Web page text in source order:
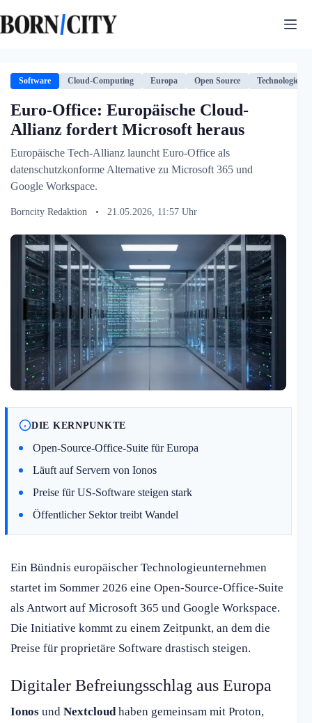
Inhalt
springen
Software Cloud-Computing Europa Open Source Technologie
Euro-Office: Europäische Cloud-
Allianz fordert Microsoft heraus
Europäische Tech-Allianz launcht Euro-Office als
datenschutzkonforme Alternative zu Microsoft 365 und
Google Workspace.
Borncity Redaktion • 21.05.2026, 11:57 Uhr
DIE KERNPUNKTE
Open-Source-Office-Suite für Europa
Läuft auf Servern von Ionos
Preise für US-Software steigen stark
Öffentlicher Sektor treibt Wandel
Ein Bündnis europäischer Technologieunternehmen
startet im Sommer 2026 eine Open-Source-Office-Suite
als Antwort auf Microsoft 365 und Google Workspace.
Die Initiative kommt zu einem Zeitpunkt, an dem die
Preise für proprietäre Software drastisch steigen.
Digitaler Befreiungsschlag aus Europa
Ionos und Nextcloudhaben gemeinsam mit Proton,